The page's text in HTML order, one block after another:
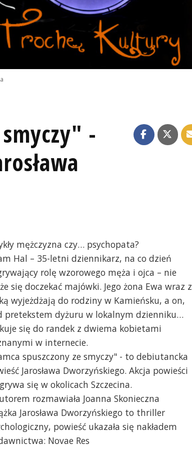
-
mężczyzna czy… psychopata?
Hal – 35-letni dziennikarz, na co dzień
rolę wzorowego męża i ojca – nie
się doczekać majówki. Jego żona Ewa wraz z
wyjeżdżają do rodziny w Kamieńsku, a on,
pretekstem dyżuru w lokalnym dzienniku…
się do randek z dwiema kobietami
w internecie.
spuszczony ze smyczy" - to debiutancka
Jarosława Dworzyńskiego. Akcja powieści
się w okolicach Szczecina.
rozmawiała Joanna Skonieczna
Jarosława Dworzyńskiego to thriller
powieść ukazała się nakładem
Novae Res